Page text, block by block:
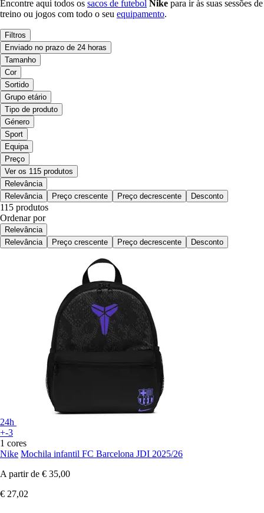
Encontre aqui todos os sacos de futebol Nike para ir às suas sessões de
treino ou jogos com todo o seu equipamento.
Filtros
Enviado no prazo de 24 horas
Tamanho
Cor
Sortido
Grupo etário
Tipo de produto
Género
Sport
Equipa
Preço
Ver os 115 produtos
Relevância
Relevância
Preço crescente Preço decrescente Desconto
115 produtos
Ordenar por
Relevância
Relevância
Preço crescente Preço decrescente Desconto
24h
+-3
1 cores
Nike Mochila infantil FC Barcelona JDI 2025/26
A partir de € 35,00
€ 27,02